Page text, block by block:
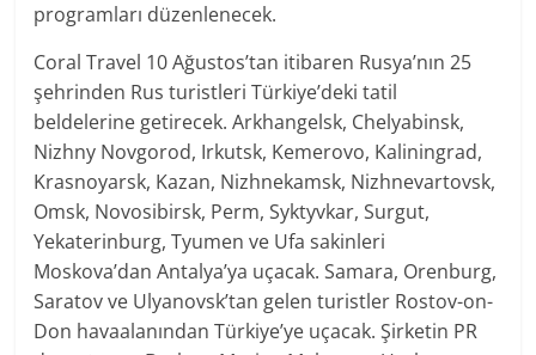
programları düzenlenecek.
Coral Travel 10 Ağustos’tan itibaren Rusya’nın 25
şehrinden Rus turistleri Türkiye’deki tatil
beldelerine getirecek. Arkhangelsk, Chelyabinsk,
Nizhny Novgorod, Irkutsk, Kemerovo, Kaliningrad,
Krasnoyarsk, Kazan, Nizhnekamsk, Nizhnevartovsk,
Omsk, Novosibirsk, Perm, Syktyvkar, Surgut,
Yekaterinburg, Tyumen ve Ufa sakinleri
Moskova’dan Antalya’ya uçacak. Samara, Orenburg,
Saratov ve Ulyanovsk’tan gelen turistler Rostov-on-
Don havaalanından Türkiye’ye uçacak. Şirketin PR